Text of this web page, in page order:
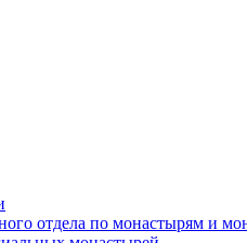
отдела по монастырям и